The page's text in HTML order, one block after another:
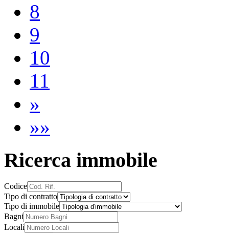
8
9
10
11
»
»»
Ricerca immobile
Codice
Tipo di contratto
Tipo di immobile
Bagni
Locali